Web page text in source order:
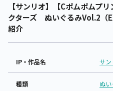
【サンリオ】【Cポムポムプ
クターズ ぬいぐるみVol.2（
紹介
IP・作品名 サン
種類 ぬ